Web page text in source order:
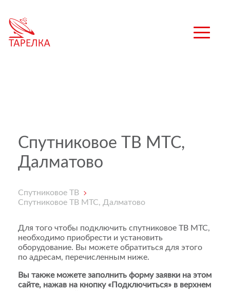
Спутниковое ТВ МТС,
Далматово
Спутниковое ТВ
Спутниковое ТВ МТС, Далматово
Для того чтобы подключить спутниковое ТВ МТС,
необходимо приобрести и установить
оборудование. Вы можете обратиться для этого
по адресам, перечисленным ниже.
Вы также можете заполнить форму заявки на этом
сайте, нажав на кнопку «Подключиться» в верхнем